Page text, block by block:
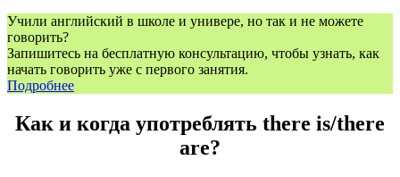
Учили английский в школе и универе, но так и не можете
говорить?
Запишитесь на бесплатную консультацию, чтобы узнать, как
начать говорить уже с первого занятия.
Подробнее
Как и когда употреблять there is/there
are?